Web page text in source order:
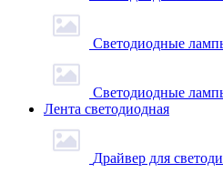
Светодиодные
Светодиодные
Лента светодиодная
Драйвер для